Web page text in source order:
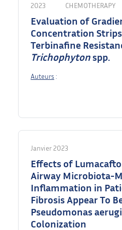
2023
CHEMOTHERAPY
Evaluation of
Concentration
Terbinafine
Trichophyton spp.
Auteurs :
Janvier 2023
Effects of
Airway Microbiota-
Inflammation in
Fibrosis Appear To
Pseudomonas
Colonization